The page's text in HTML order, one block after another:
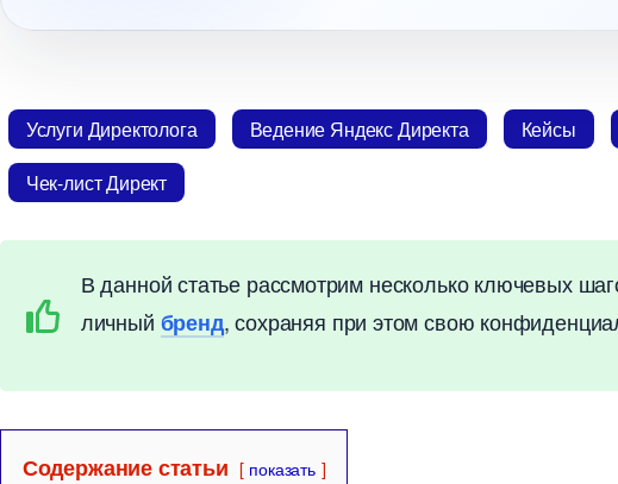
Услуги Директолога едение Яндекс Директа Кейсы
Чек-лист Директ
данной статье рассмотрим несколько ключевых
личный ренд, сохраняя при этом свою
Содержание статьи показать